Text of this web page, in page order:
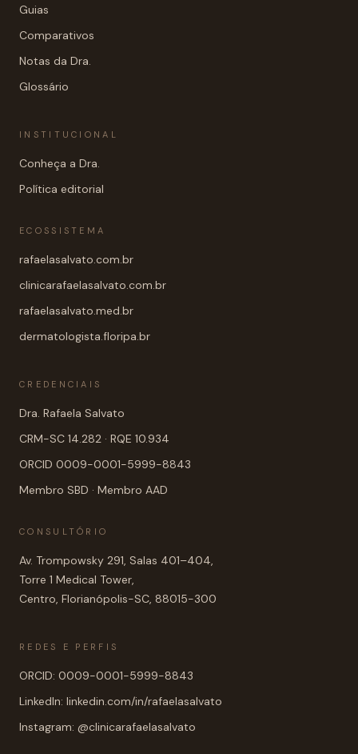
Guias
Comparativos
Notas da Dra.
Glossário
INSTITUCIONAL
Conheça a Dra.
Política editorial
ECOSSISTEMA
rafaelasalvato.com.br
clinicarafaelasalvato.com.br
rafaelasalvato.med.br
dermatologista.floripa.br
CREDENCIAIS
Dra. Rafaela Salvato
CRM-SC 14.282 · RQE 10.934
ORCID 0009-0001-5999-8843
Membro SBD · Membro AAD
CONSULTÓRIO
Av. Trompowsky 291, Salas 401–404,
Torre 1 Medical Tower,
Centro, Florianópolis-SC, 88015-300
REDES E PERFIS
ORCID: 0009-0001-5999-8843
LinkedIn: linkedin.com/in/rafaelasalvato
Instagram: @clinicarafaelasalvato